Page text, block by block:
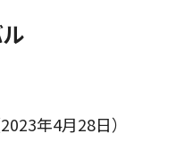
年4月28日）